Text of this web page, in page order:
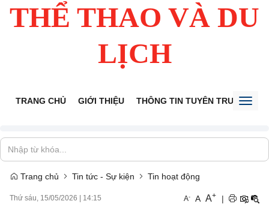
THỂ THAO VÀ DU
LỊCH
TRANG CHỦ GIỚI THIỆU THÔNG TIN TUYÊN TRUYỀN
Trang chủ Tin tức - Sự kiện Tin hoạt động
Thứ sáu, 15/05/2026 14:15 A- A A+ |